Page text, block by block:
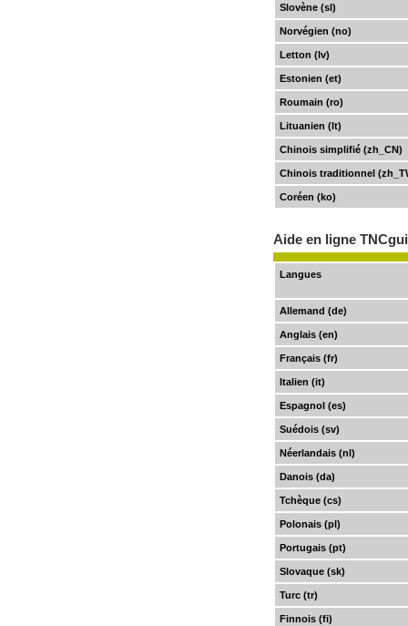
Slovène (sl)
Norvégien (no)
Letton (lv)
Estonien (et)
Roumain (ro)
Lituanien (lt)
Chinois simplifié (zh_CN)
Chinois traditionnel
Coréen (ko)
Aide en ligne
Langues
Allemand (de)
Anglais (en)
Français (fr)
Italien (it)
Espagnol (es)
Suédois (sv)
Néerlandais (nl)
Danois (da)
Tchèque (cs)
Polonais (pl)
Portugais (pt)
Slovaque (sk)
Turc (tr)
Finnois (fi)